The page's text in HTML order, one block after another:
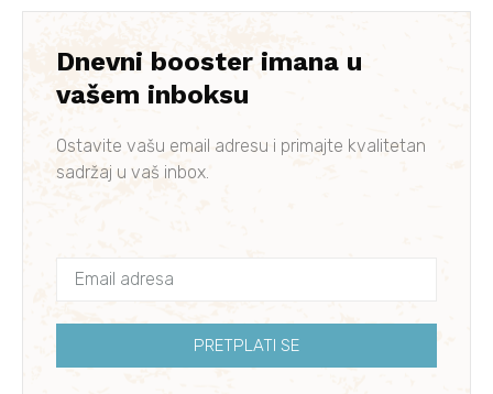
Dnevni booster imana u
vašem inboksu
Ostavite vašu email adresu i primajte kvalitetan
sadržaj u vaš inbox.
PRETPLATI SE